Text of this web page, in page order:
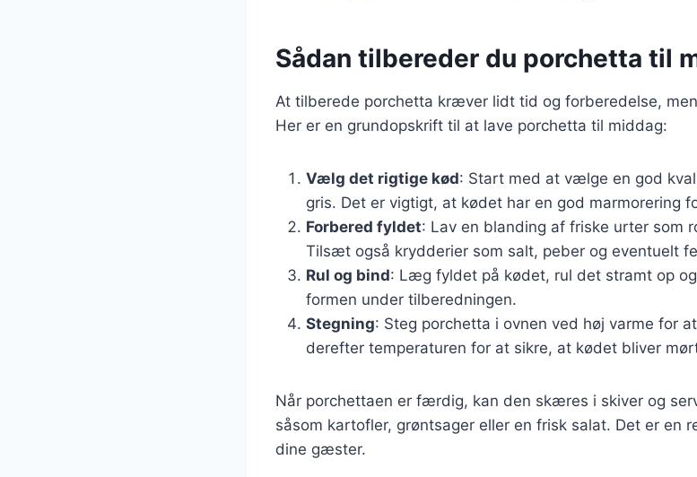
Sådan tilbereder du porchetta til
At tilberede porchetta kræver lidt tid og forberedelse,
Her er en grundopskrift til at lave porchetta til middag:
Vælg det rigtige kød: Start med at vælge en god
gris. Det er vigtigt, at kødet har en god marmorering
Forbered fyldet: Lav en blanding af friske urter som
Tilsæt også krydderier som salt, peber og eventuelt
Rul og bind: Læg fyldet på kødet, rul det stramt op
formen under tilberedningen.
Stegning: Steg porchetta i ovnen ved høj varme for
derefter temperaturen for at sikre, at kødet bliver
Når porchettaen er færdig, kan den skæres i skiver og
såsom kartofler, grøntsager eller en frisk salat. Det er en
dine gæster.